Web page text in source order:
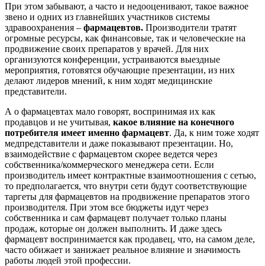
При этом забывают, а часто и недооценивают, такое важное
звено и одних из главнейших участников системы
здравоохранения – фармацевтов. Производители тратят
огромные ресурсы, как финансовые, так и человеческие на
продвижение своих препаратов у врачей. Для них
организуются конференции, устраиваются выездные
мероприятия, готовятся обучающие презентации, из них
делают лидеров мнений, к ним ходят медицинские
представители.
А о фармацевтах мало говорят, воспринимая их как
продавцов и не учитывая, какое влияние на конечного
потребителя имеет именно фармацевт. Да, к ним тоже ходят
медпредставители и даже показывают презентации. Но,
взаимодействие с фармацевтом скорее ведется через
собственника/коммерческого менеджера сети. Если
производитель имеет контрактные взаимоотношения с сетью,
то предполагается, что внутри сети будут соответствующие
таргеты для фармацевтов на продвижение препаратов этого
производителя. При этом все бюджеты идут через
собственника и сам фармацевт получает только планы
продаж, которые он должен выполнить. И даже здесь
фармацевт воспринимается как продавец, что, на самом деле,
часто обижает и занижает реальное влияние и значимость
работы людей этой профессии.